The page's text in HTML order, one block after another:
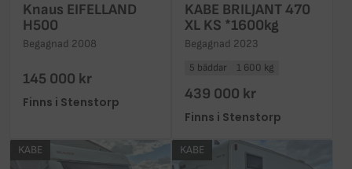
Knaus EIFELLAND
H500
Begagnad 2008
145 000 kr
Finns i Stenstorp
KABE BRILJANT 470
XL KS *1600kg
Begagnad 2023
5 bäddar 1 600 kg
439 000 kr
Finns i Stenstorp
KABE KABE